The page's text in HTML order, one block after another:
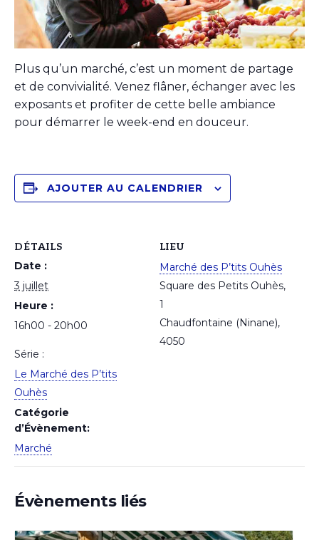
Plus qu’un marché, c’est un moment de partage
et de convivialité. Venez flâner, échanger avec les
exposants et profiter de cette belle ambiance
pour démarrer le week-end en douceur.
AJOUTER AU CALENDRIER
DÉTAILS
Date :
3 juillet
Heure :
16h00 - 20h00
Série :
Le Marché des P’tits
Ouhès
Catégorie
d’Évènement:
Marché
LIEU
Marché des P’tits Ouhès
Square des Petits Ouhès,
1
Chaudfontaine (Ninane),
4050
Évènements liés